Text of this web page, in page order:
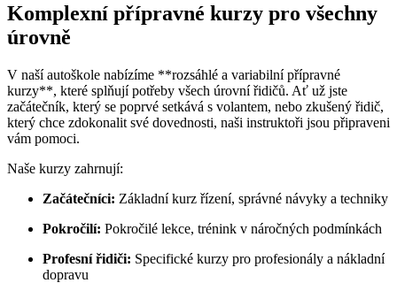
Komplexní přípravné kurzy pro všechny
úrovně
V naší autoškole nabízíme **rozsáhlé a variabilní přípravné
kurzy**, které splňují potřeby všech úrovní řidičů. Ať už jste
začátečník, který se poprvé setkává s volantem, nebo zkušený řidič,
který chce zdokonalit své dovednosti, naši instruktoři jsou připraveni
vám pomoci.
Naše kurzy zahrnují:
Začátečníci: Základní kurz řízení, správné návyky a techniky
Pokročilí: Pokročilé lekce, trénink v náročných podmínkách
Profesní řidiči: Specifické kurzy pro profesionály a nákladní
dopravu